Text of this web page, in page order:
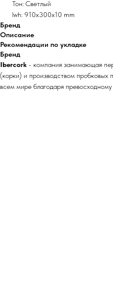
Тон: Светлый
lwh: 910x300x10 mm
Бренд
Описание
Рекомендации по укладке
Бренд
Ibercork - компания занимающая
(корки) и производством пробковых
всем мире благодаря